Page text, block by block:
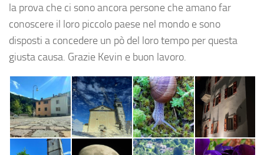
la prova che ci sono ancora persone che amano far
conoscere il loro piccolo paese nel mondo e sono
disposti a concedere un pò del loro tempo per questa
giusta causa. Grazie Kevin e buon lavoro.